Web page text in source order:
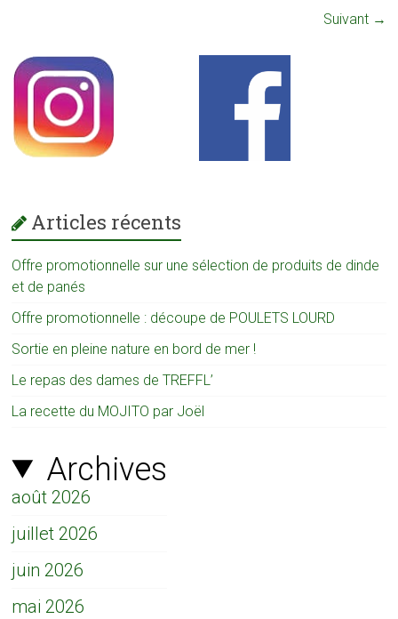
Suivant →
Articles récents
Offre promotionnelle sur une sélection de produits de dinde
et de panés
Offre promotionnelle : découpe de POULETS LOURD
Sortie en pleine nature en bord de mer !
Le repas des dames de TREFFL’
La recette du MOJITO par Joël
Archives
août 2026
juillet 2026
juin 2026
mai 2026